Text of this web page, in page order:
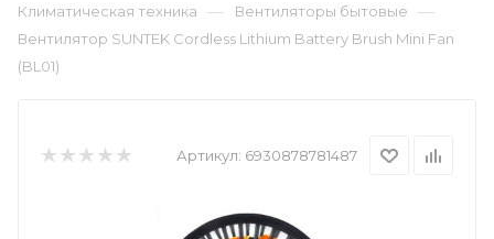
Климатическая техника — Вентиляторы бытовые —
Вентилятор SUNTEK Cordless Lithium Battery Brush Mini Fan
(BL01)
Артикул: 6930878781487